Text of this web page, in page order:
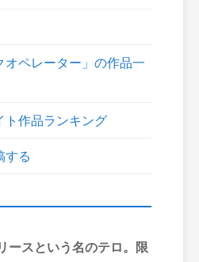
オペレーター」の作品一
ト作品ランキング
する
ースという名のテロ。限